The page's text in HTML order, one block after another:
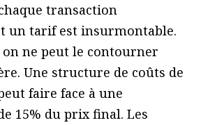
transaction
un tarif est insurmontable.
on ne peut le contourner
Une structure de coûts de
faire face à une
15% du prix final. Les